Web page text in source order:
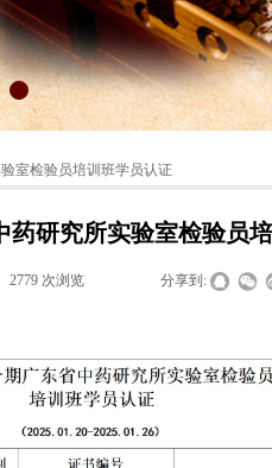
室检验员培训班学员认证
药研究所实验室检验员
2779 次浏览 分享到: